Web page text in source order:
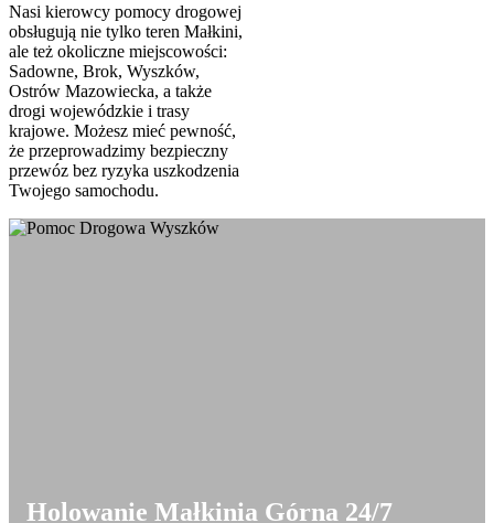
Nasi kierowcy pomocy drogowej
obsługują nie tylko teren Małkini,
ale też okoliczne miejscowości:
Sadowne, Brok, Wyszków,
Ostrów Mazowiecka, a także
drogi wojewódzkie i trasy
krajowe. Możesz mieć pewność,
że przeprowadzimy bezpieczny
przewóz bez ryzyka uszkodzenia
Twojego samochodu.
Holowanie Małkinia Górna 24/7